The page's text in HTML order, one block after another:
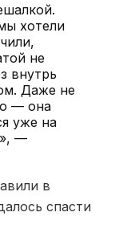
хотели
не
внутрь
Даже не
— она
уже на
—
в
спасти